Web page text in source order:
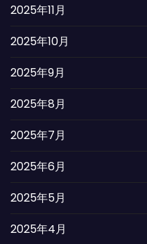
2025年11月
2025年10月
2025年9月
2025年8月
2025年7月
2025年6月
2025年5月
2025年4月